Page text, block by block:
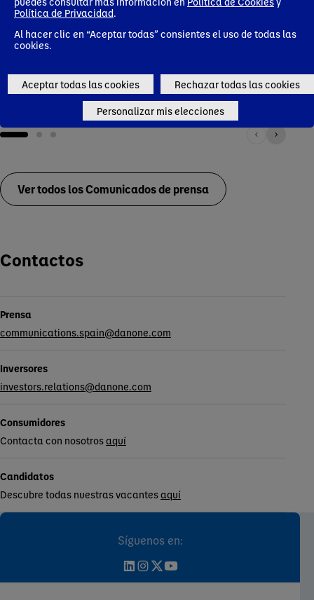
Política de Privacidad
Al hacer clic en “Aceptar todas” consientes el uso de todas las
cookies.
Aceptar todas las cookies Rechazar todas las cookies
Personalizar mis elecciones
fermentados y
hábitos diarios, las
claves según los
Essential Dairy Plant-Based products
españolas, aunque
no renuncian a una
Essential Dairy Plant-
Ver todos los Comunicados de prensa
Contactos
Prensa
communications.spain@danone.com
Inversores
investors.relations@danone.com
Consumidores
Contacta con nosotrosaquí
Candidatos
Descubre todas nuestras vacantesaquí
Síguenos en: